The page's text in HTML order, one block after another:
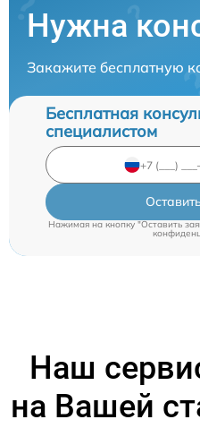
Нужна
Закажите бесплатную
Бесплатная
специалистом
Нажимая на кнопку "Оставить
Наш
на Вашей